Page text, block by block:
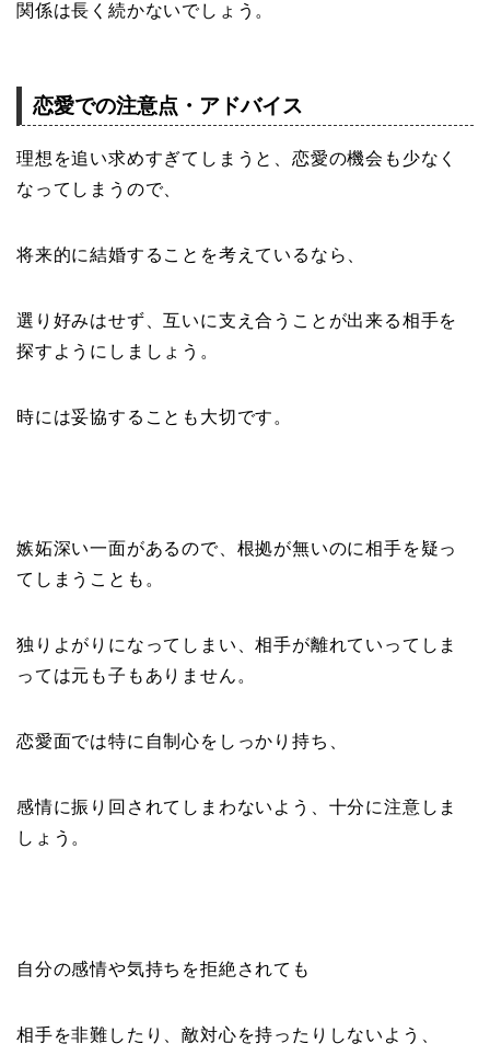
関係は長く続かないでしょう。
恋愛での注意点・アドバイス
理想を追い求めすぎてしまうと、恋愛の機会も少なく
なってしまうので、
将来的に結婚することを考えているなら、
選り好みはせず、互いに支え合うことが出来る相手を
探すようにしましょう。
時には妥協することも大切です。
嫉妬深い一面があるので、根拠が無いのに相手を疑っ
てしまうことも。
独りよがりになってしまい、相手が離れていってしま
っては元も子もありません。
恋愛面では特に自制心をしっかり持ち、
感情に振り回されてしまわないよう、十分に注意しま
しょう。
自分の感情や気持ちを拒絶されても
相手を非難したり、敵対心を持ったりしないよう、